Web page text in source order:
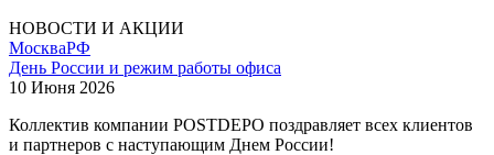
НОВОСТИ И АКЦИИ
МоскваРФ
День России и режим работы офиса
10 Июня 2026
Коллектив компании POSTDEPO поздравляет всех клиентов
и партнеров с наступающим Днем России!